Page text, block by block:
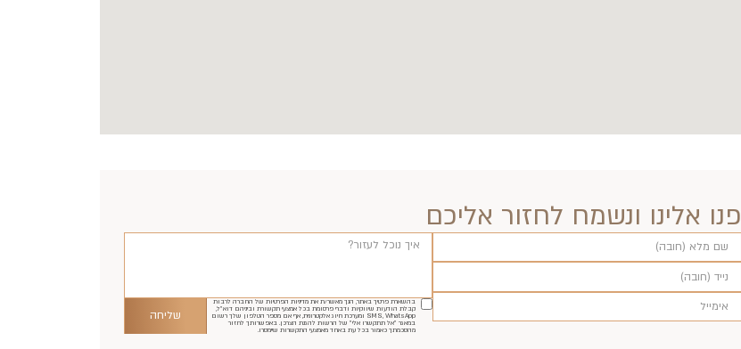
פנו אלינו ונשמח לחזור אליכם
בהשארת פרטיך באתר, הנך מאשר/ת את מדיניות הפרטיות של החברה לרבות
קבלת הודעות שיווקיות ודברי פרסומת בכל אמצעי תקשורת וביניהם דוא"ל,
SMS, WhatsApp ומערכת חיוג אלקטרונית, אף אם מספר הטלפון שלך רשום
במאגר "אל תתקשרו אלי" של הרשות להגנת הצרכן. באפשרותך לחזור
מהסכמתך כאמור בכל עת באחד מאמצעי התקשרות שיימסרו.
שליחה